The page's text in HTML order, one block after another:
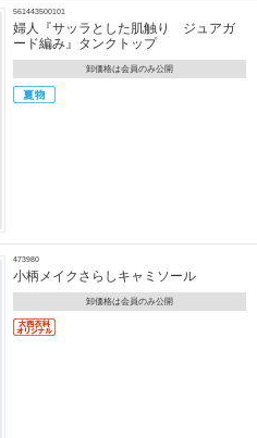
561443500101
婦人『サッラとした肌触り ジュアガ
ード編み』タンクトップ
卸価格は会員のみ公開
473980
小柄メイクさらしキャミソール
卸価格は会員のみ公開